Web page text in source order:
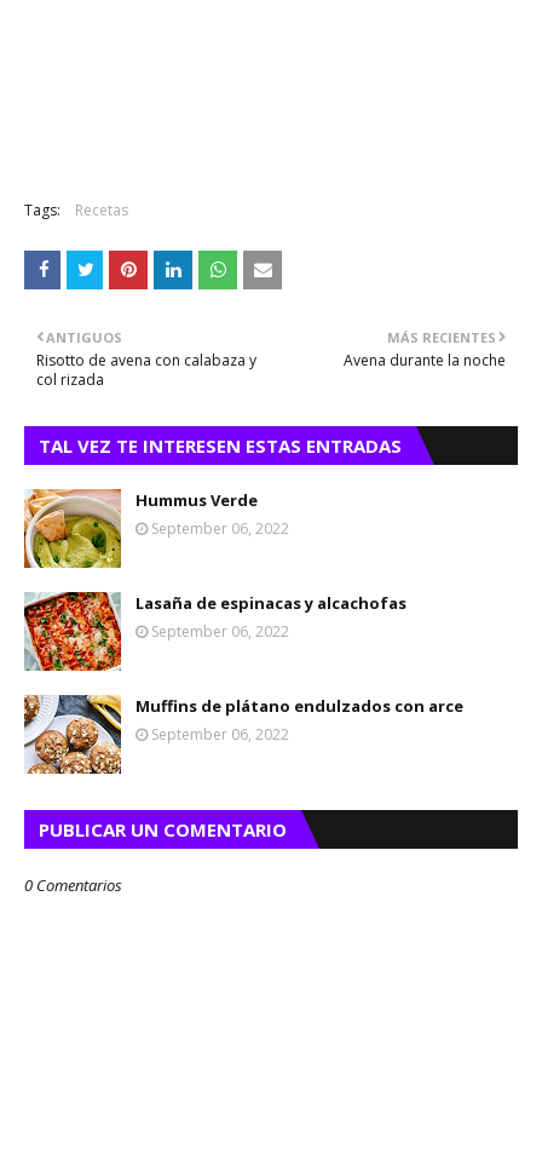
Tags: Recetas
MÁS RECIENTES
Avena durante la noche
ANTIGUOS
Risotto de avena con calabaza y
col rizada
TAL VEZ TE INTERESEN ESTAS ENTRADAS
Hummus Verde
September 06, 2022
Lasaña de espinacas y alcachofas
September 06, 2022
Muffins de plátano endulzados con arce
September 06, 2022
PUBLICAR UN COMENTARIO
0 Comentarios